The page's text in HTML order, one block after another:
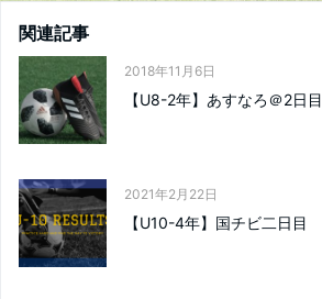
関連記事
2018年11月6日
【U8-2年】あすなろ＠2日目
2021年2月22日
【U10-4年】国チビ二日目